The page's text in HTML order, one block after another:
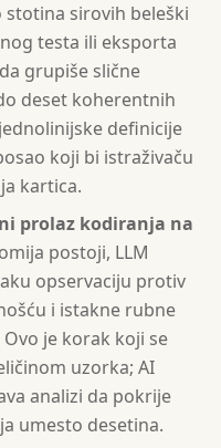
stotina sirovih beleški
testa ili eksporta
grupiše slične
deset koherentnih
definicije
koji bi istraživaču
kartica.
prolaz kodiranja na
postoji, LLM
opservaciju protiv
i istakne rubne
je korak koji se
uzorka; AI
analizi da pokrije
umesto desetina.